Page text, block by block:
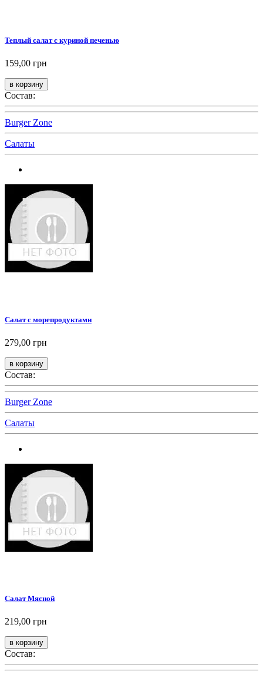
Теплый салат с куриной печенью
159,00 грн
Состав:
Burger Zone
Салаты
Салат с морепродуктами
279,00 грн
Состав:
Burger Zone
Салаты
Салат Мясной
219,00 грн
Состав: